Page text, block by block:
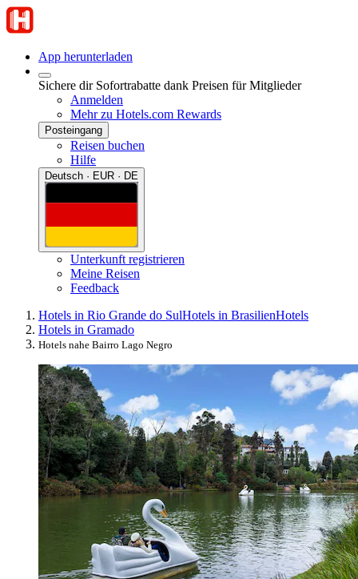
App herunterladen
Sichere dir Sofortrabatte dank Preisen für Mitglieder
Anmelden
Mehr zu Hotels.com Rewards
Posteingang
Reisen buchen
Hilfe
Deutsch · EUR · DE
Unterkunft registrieren
Meine Reisen
Feedback
Hotels in Rio Grande do SulHotels in BrasilienHotels
Hotels in Gramado
Hotels nahe Bairro Lago Negro